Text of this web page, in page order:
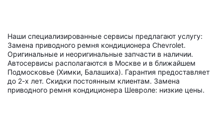
Наши специализированные сервисы предлагают услугу:
Замена приводного ремня кондиционера Chevrolet.
Оригинальные и неоригинальные запчасти в наличии.
Автосервисы располагаются в Москве и в ближайшем
Подмосковье (Химки, Балашиха). Гарантия предоставляет
до 2-х лет. Скидки постоянным клиентам. Замена
приводного ремня кондиционера Шевроле: низкие цены.